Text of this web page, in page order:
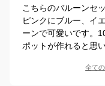
こちらのバルーンセ
ピンクにブルー、イ
ーンで可愛いです。
ポットが作れると思い
全て